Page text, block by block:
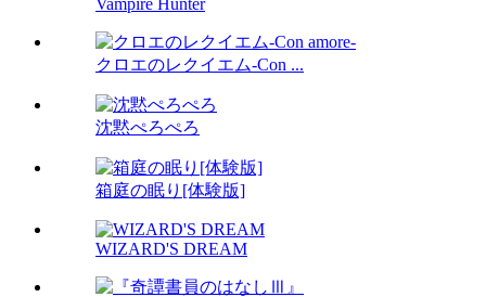
Vampire Hunter
クロエのレクイエム-Con ...
沈黙ぺろぺろ
箱庭の眠り[体験版]
WIZARD'S DREAM